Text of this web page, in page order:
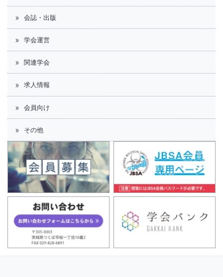
会誌・出版
学会運営
関連学会
求人情報
会員向け
その他